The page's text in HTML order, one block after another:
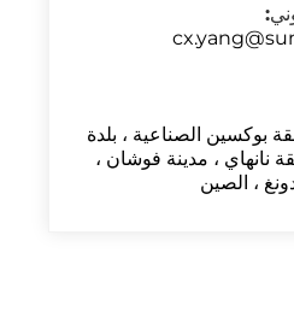
منطقة بوكسين الصناعية ، بلدة
نانهاي ، مدينة فوشان ،
، الصين